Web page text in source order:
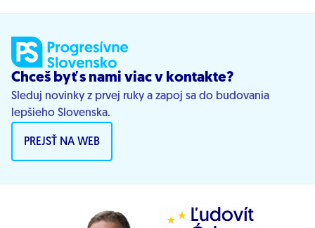
Chceš byť s nami viac v kontakte?
Sleduj novinky z prvej ruky a zapoj sa do budovania
lepšieho Slovenska.
PREJSŤ NA WEB